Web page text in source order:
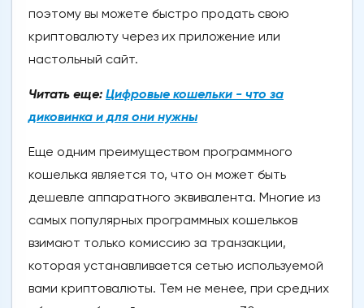
поэтому вы можете быстро продать свою
криптовалюту через их приложение или
настольный сайт.
Читать еще: Цифровые кошельки - что за
диковинка и для они нужны
Еще одним преимуществом программного
кошелька является то, что он может быть
дешевле аппаратного эквивалента. Многие из
самых популярных программных кошельков
взимают только комиссию за транзакции,
которая устанавливается сетью используемой
вами криптовалюты. Тем не менее, при средних